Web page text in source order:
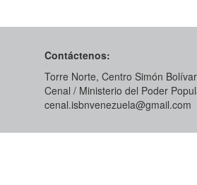
Contáctenos:
Torre Norte, Centro Simón
Cenal / Ministerio del Poder
cenal.isbnvenezuela@gmail.com